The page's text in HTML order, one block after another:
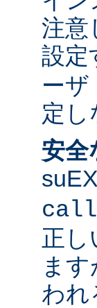
注意
設定
ー
定し
安全
正し
ま
われ